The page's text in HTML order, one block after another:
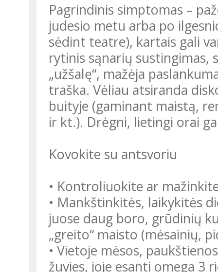
Pagrindinis simptomas –
judesio metu arba po
sėdint teatre), kartais gali
rytinis sąnarių sustingimas,
„užšalę“, mažėja
traška. Vėliau atsiranda
buityje (gaminant maistą,
ir kt.). Drėgni, lietingi orai
Kovokite su antsvoriu
• Kontroliuokite ar
• Mankštinkitės, laikykitės
juose daug boro, grūdinių
„greito“ maisto (mėsainių,
• Vietoje mėsos,
žuvies, joje esanti omega 3